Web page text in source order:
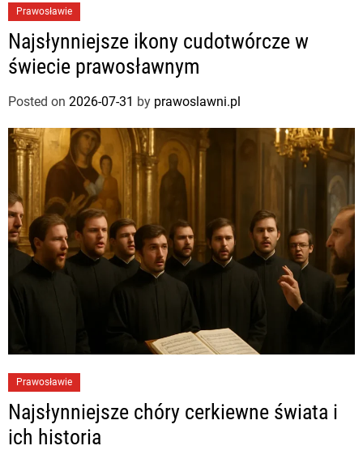
Prawosławie
Najsłynniejsze ikony cudotwórcze w
świecie prawosławnym
Posted on 2026-07-31 by prawoslawni.pl
Prawosławie
Najsłynniejsze chóry cerkiewne świata i
ich historia